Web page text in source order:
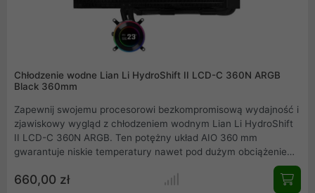
Chłodzenie wodne Lian Li HydroShift II LCD-C 360N ARGB
Black 360mm
Zapewnij swojemu procesorowi bezkompromisową wydajność i
zjawiskowy wygląd z chłodzeniem wodnym Lian Li HydroShift
II LCD-C 360N ARGB. Ten potężny układ AIO 360 mm
gwarantuje niskie temperatury nawet pod dużym obciążeniem.
Personalizuj swój zestaw dzięki wbudowanemu ekranowi LCD
2.1 i stwórz niepowtarzalne efekty wizualne. To idealny wybór
660,00 zł